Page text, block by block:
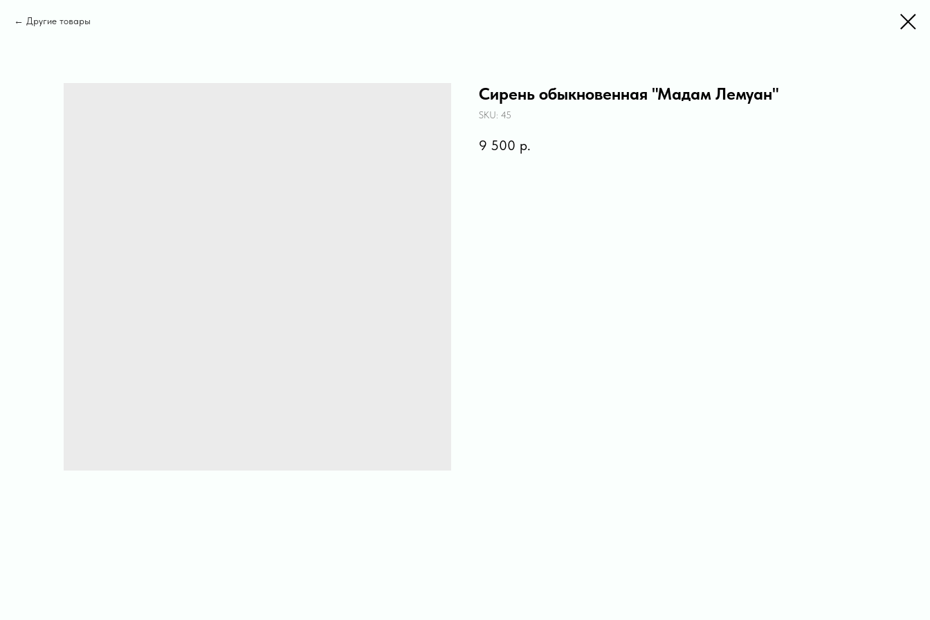
Другие товары
Сирень обыкновенная "Мадам Лемуан"
SKU: 45
9 500 р.